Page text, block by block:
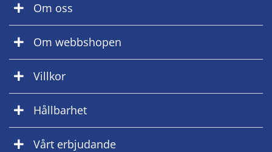
Om oss
Om webbshopen
Villkor
Hållbarhet
Vårt erbjudande